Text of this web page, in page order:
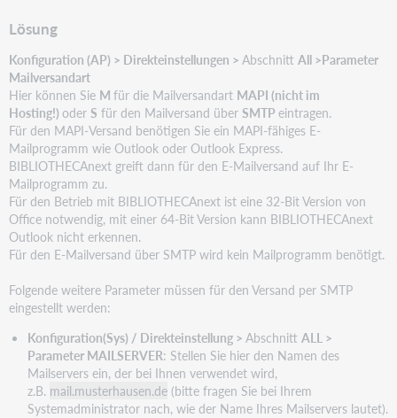
Lösung
Konfiguration (AP) > Direkteinstellungen >AbschnittAll >Parameter
Mailversandart
Hier können Sie Mfür die Mailversandart MAPI (nicht im
Hosting!) oder S für den Mailversand über SMTPeintragen.
Für den MAPI-Versand benötigen Sie ein MAPI-fähiges E-
Mailprogramm wie Outlook oder Outlook Express.
BIBLIOTHECAnext greift dann für den E-Mailversand auf Ihr E-
Mailprogramm zu.
Für den Betrieb mit BIBLIOTHECAnext ist eine 32-Bit Version von
Office notwendig, mit einer 64-Bit Version kann BIBLIOTHECAnext
Outlook nicht erkennen.
Für den E-Mailversand über SMTP wird kein Mailprogramm benötigt.
Folgende weitere Parameter müssen für den Versand per SMTP
eingestellt werden:
Konfiguration(Sys) / Direkteinstellung > Abschnitt ALL >
Parameter MAILSERVER: Stellen Sie hier den Namen des
Mailservers ein, der bei Ihnen verwendet wird,
z.B. mail.musterhausen.de(bitte fragen Sie bei Ihrem
Systemadministrator nach, wie der Name Ihres Mailservers lautet).